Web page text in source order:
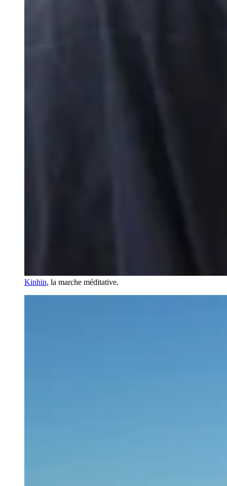
Kinhin, la marche méditative.